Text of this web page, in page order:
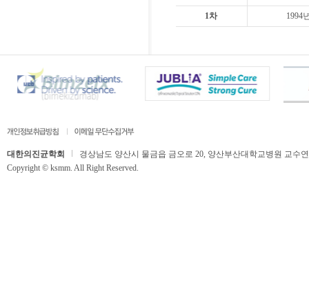
1차 1994
대한의진균학회
경상남도 양산시 물금읍 금오로 20, 양산부산대학교병원 교수
Copyright © ksmm. All Right Reserved.